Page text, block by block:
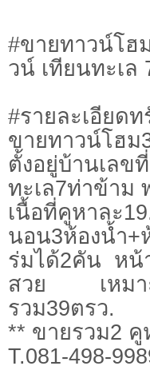
#ขายทาวน์โ
วน์ เทียนทะเล
#รายละเอียดท
ขายทาวน์โฮ
ตั้งอยู่บ้านเล
ทะเล7ท่าข้าม
เนื้อที่คูหาล
นอน3ห้องน้ำ+
ร่มได้2คัน หน้
สวย เหมาะ
รวม39ตรว.
** ขายรวม2 คู
T.081-498-